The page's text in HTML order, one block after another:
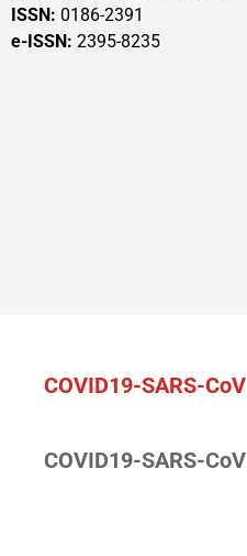
ISSN: 0186-2391
e-ISSN: 2395-8235
COVID19-SARS-CoV
COVID19-SARS-CoV